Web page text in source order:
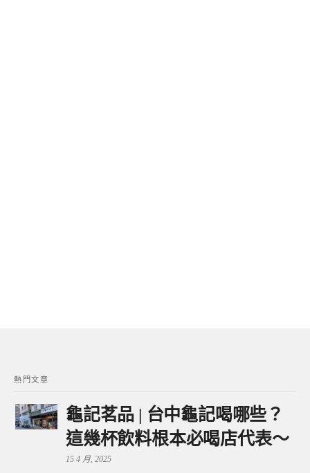
熱門文章
龜記茗品 | 台中龜記喝哪些？
這幾杯飲料根本必喝店代表～
15 4 月, 2025